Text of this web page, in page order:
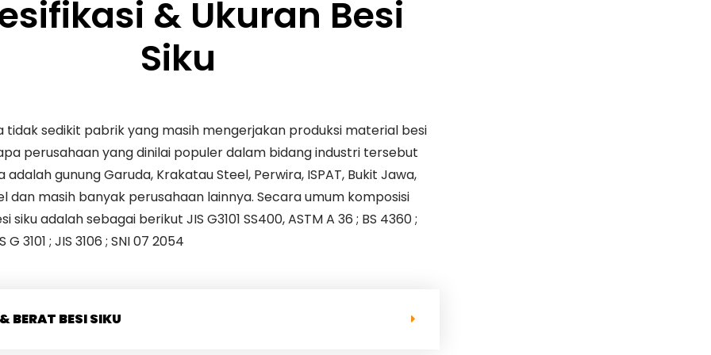
& Ukuran Besi
Siku
tidak sedikit pabrik yang masih mengerjakan produksi material besi
perusahaan yang dinilai populer dalam bidang industri tersebut
gunung Garuda, Krakatau Steel, Perwira, ISPAT, Bukit Jawa,
dan masih banyak perusahaan lainnya. Secara umum komposisi
siku adalah sebagai berikut JIS G3101 SS400, ASTM A 36 ; BS 4360 ;
G 3101 ; JIS 3106 ; SNI 07 2054
BERAT BESI SIKU